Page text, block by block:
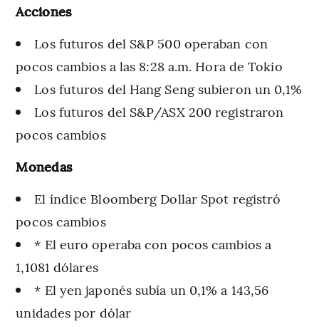
Acciones
Los futuros del S&P 500 operaban con
pocos cambios a las 8:28 a.m. Hora de Tokio
Los futuros del Hang Seng subieron un 0,1%
Los futuros del S&P/ASX 200 registraron
pocos cambios
Monedas
El índice Bloomberg Dollar Spot registró
pocos cambios
* El euro operaba con pocos cambios a
1,1081 dólares
* El yen japonés subía un 0,1% a 143,56
unidades por dólar